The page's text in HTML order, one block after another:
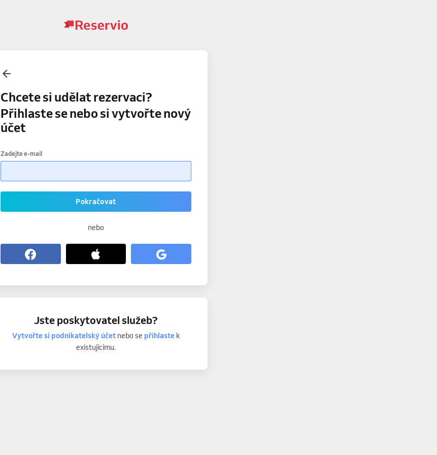
Chcete si udělat rezervaci?
Přihlaste se nebo si vytvořte nový
účet
Zadejte e-mail
Pokračovat
nebo
Jste poskytovatel služeb?
Vytvořte si podnikatelský účetnebo se přihlastek
existujícímu.